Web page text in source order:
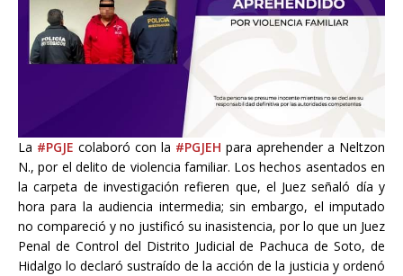
La #PGJE colaboró con la #PGJEH para aprehender a Neltzon
N., por el delito de violencia familiar. Los hechos asentados en
la carpeta de investigación refieren que, el Juez señaló día y
hora para la audiencia intermedia; sin embargo, el imputado
no compareció y no justificó su inasistencia, por lo que un Juez
Penal de Control del Distrito Judicial de Pachuca de Soto, de
Hidalgo lo declaró sustraído de la acción de la justicia y ordenó